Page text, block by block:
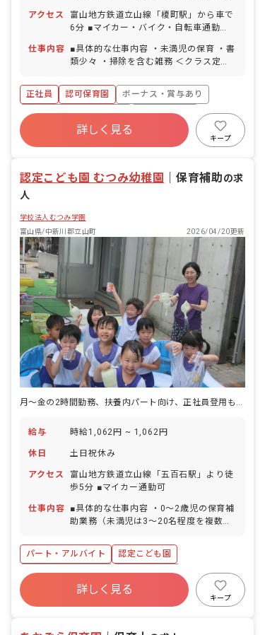
（取得率100％／半日単位での取得可／
5日以上の連休可） 慶弔休暇 産前産後・
育児休暇（取得率・復帰率ともに
100％） 介護・看護休暇 ※年間休日104
を概ね月1回で分配しており、お休みが
取りやすいように配慮しています。予め
アクセス
富山地方鉄道立山線「榎町駅」から車で
6分 ■マイカー・バイク・自転車通勤
きな川が流れており、周囲を畑に囲まれ
ているので気軽に自然と触れ合うことが
仕事内容
■具体的な仕事内容 ・未満児の保育 ・書
類少々 ・掃除を含む雑務 ＜クラス定員
ラス 12名／職員3名 2歳児クラス 27
名／職員6名 3歳児クラス 25名／職員2
名 4歳児クラス 25名／職員2名 5歳児
クラス 24名／職員2名 ■教育・保育理
念 高原福祉会は、入所する児童の最善の
「生きる喜び」を感じられることを目指
正社員 認可保育園
ボーナス・賞与あり
寮・住宅・家賃補助あり
社会保険完備
退職金制度
残業少なめ
詳しく見る
キープ
認定こども園 むつみ幼稚園 保育補助の求
人
学校法人むつみ学園
富山県/中新川郡立山町
2026/04/20更新
月～金の2時間勤務、扶養内パート向け、正社員登用もあり
給与 時給1,062円 ~ 1,062円
休日 土日祝休み
アクセス
富山地方鉄道立山線「五百石駅」より徒
歩5分 ■マイカー通勤可
仕事内容
■具体的な仕事内容 ・0～2歳児の保育補
助業務（未満児は3～20名程度を複数名
と職員配置人数 ・利用定員130名 ・職
員数37名／男性5名：女性33名 年長クラ
ス 21名／職員2名 年中クラス 30名／職
員2名 年少クラス 21名／職員4名
パート・アルバイト
認定こども園
ボーナス・賞与あり
社会保険完備
有給
退職金制度
詳しく見る
キープ